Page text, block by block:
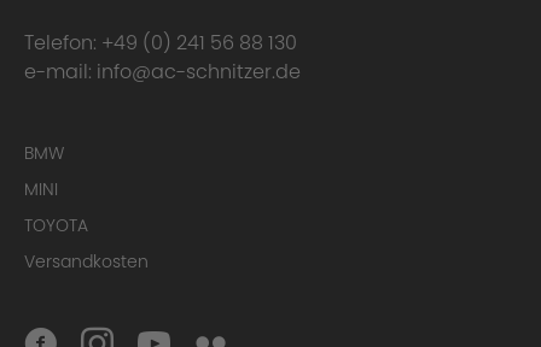
Telefon: +49 (0) 241 56 88 130
e-mail: info@ac-schnitzer.de
BMW
MINI
TOYOTA
Versandkosten